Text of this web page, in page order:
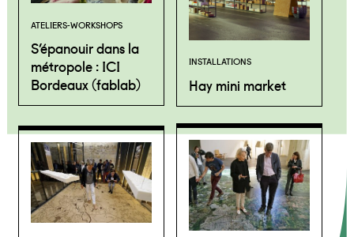
INSTALLATIONS
Hay mini market
ATELIERS-WORKSHOPS
S’épanouir dans la
métropole : ICI
Bordeaux (fablab)